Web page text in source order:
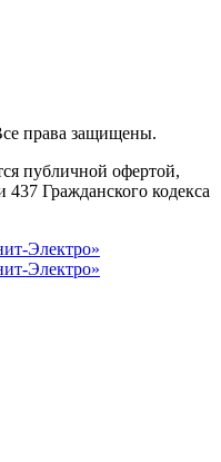
права защищены.
публичной офертой,
Гражданского кодекса